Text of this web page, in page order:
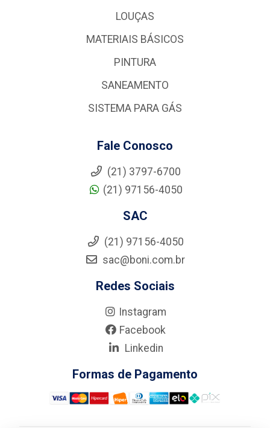
LOUÇAS
MATERIAIS BÁSICOS
PINTURA
SANEAMENTO
SISTEMA PARA GÁS
Fale Conosco
(21) 3797-6700
(21) 97156-4050
SAC
(21) 97156-4050
sac@boni.com.br
Redes Sociais
Instagram
Facebook
Linkedin
Formas de Pagamento